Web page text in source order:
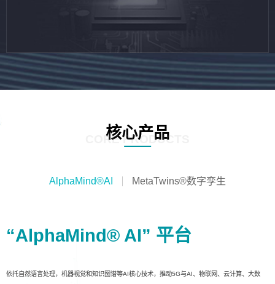
核心产品
CORE PRODUCTS
AlphaMind®AI MetaTwins®数字孪生
“AlphaMind® AI” 平台
依托自然语言处理，机器视觉和知识图谱等AI核心技术，推动5G与AI、物联网、云计算、大数